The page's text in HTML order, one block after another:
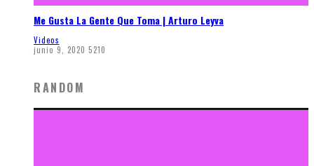
Me Gusta La Gente Que Toma | Arturo Leyva
Videos
junio 9, 2020 5210
RANDOM